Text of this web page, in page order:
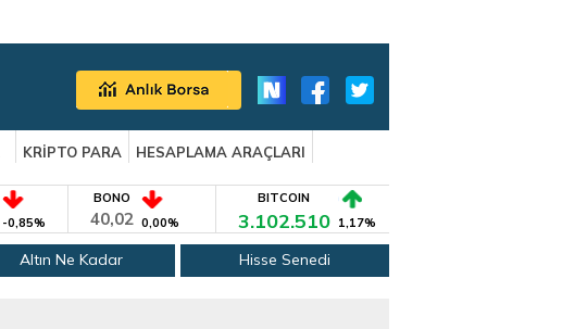
KRİPTO PARA
HESAPLAMA ARAÇLARI
-0,85%
BONO
40,02 0,00%
BITCOIN
3.102.510 1,17%
Altın Ne Kadar Hisse Senedi